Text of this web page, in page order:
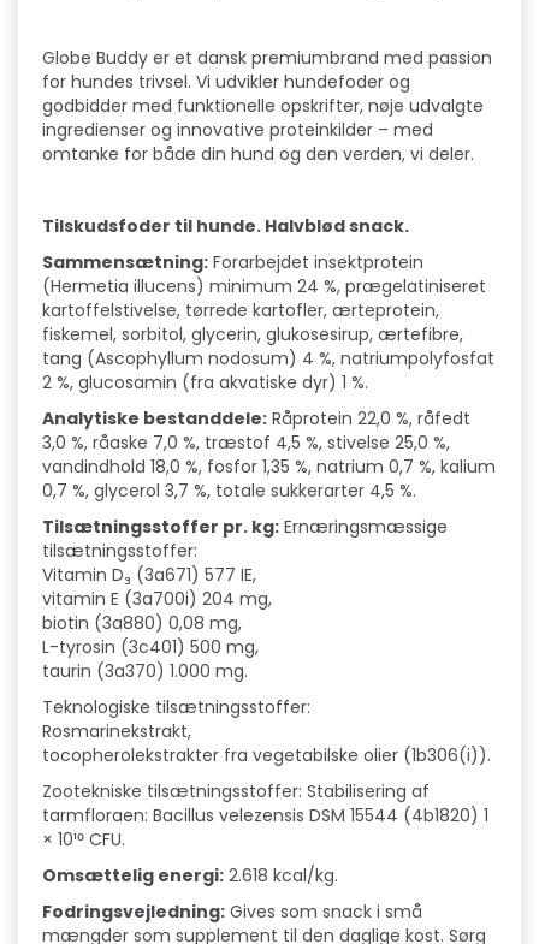
Globe Buddy er et dansk premiumbrand med passion
for hundes trivsel. Vi udvikler hundefoder og
godbidder med funktionelle opskrifter, nøje udvalgte
ingredienser og innovative proteinkilder – med
omtanke for både din hund og den verden, vi deler.
Tilskudsfoder til hunde. Halvblød snack.
Sammensætning: Forarbejdet insektprotein
(Hermetia illucens) minimum 24 %, prægelatiniseret
kartoffelstivelse, tørrede kartofler, ærteprotein,
fiskemel, sorbitol, glycerin, glukosesirup, ærtefibre,
tang (Ascophyllum nodosum) 4 %, natriumpolyfosfat
2 %, glucosamin (fra akvatiske dyr) 1 %.
Analytiske bestanddele: Råprotein 22,0 %, råfedt
3,0 %, råaske 7,0 %, træstof 4,5 %, stivelse 25,0 %,
vandindhold 18,0 %, fosfor 1,35 %, natrium 0,7 %, kalium
0,7 %, glycerol 3,7 %, totale sukkerarter 4,5 %.
Tilsætningsstoffer pr. kg: Ernæringsmæssige
tilsætningsstoffer:
Vitamin D₃ (3a671) 577 IE,
vitamin E (3a700i) 204 mg,
biotin (3a880) 0,08 mg,
L-tyrosin (3c401) 500 mg,
taurin (3a370) 1.000 mg.
Teknologiske tilsætningsstoffer:
Rosmarinekstrakt,
tocopherolekstrakter fra vegetabilske olier (1b306(i)).
Zootekniske tilsætningsstoffer: Stabilisering af
tarmfloraen: Bacillus velezensis DSM 15544 (4b1820) 1
× 10¹⁰ CFU.
Omsættelig energi: 2.618 kcal/kg.
Fodringsvejledning: Gives som snack i små
mængder som supplement til den daglige kost. Sørg